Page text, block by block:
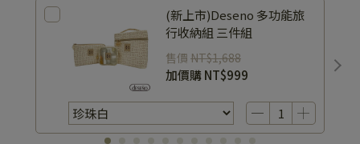
(新上市)Deseno 多功能旅
行收納組 三件組
售價 NT$1,688
加價購NT$999